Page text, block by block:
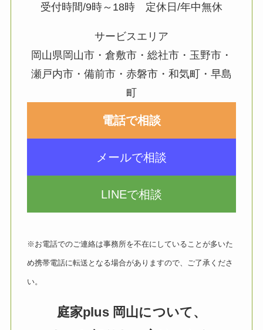
受付時間/9時～18時 定休日/年中無休
サービスエリア
岡山県岡山市・倉敷市・総社市・玉野市・
瀬戸内市・備前市・赤磐市・和気町・早島
町
電話で相談
メールで相談
LINEで相談
※お電話でのご連絡は事務所を不在にしていることが多いた
め携帯電話に転送となる場合がありますので、ご了承くださ
い。
庭家plus 岡山について、